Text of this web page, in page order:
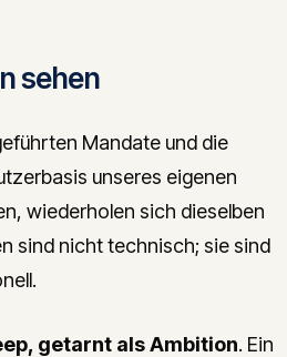
sehen
Mandate und die
unseres eigenen
wiederholen sich dieselben
sind nicht technisch; sie sind
getarnt als Ambition. Ein